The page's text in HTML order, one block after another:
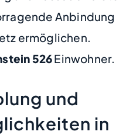
Anbindung
ermöglichen.
526Einwohner.
und
in